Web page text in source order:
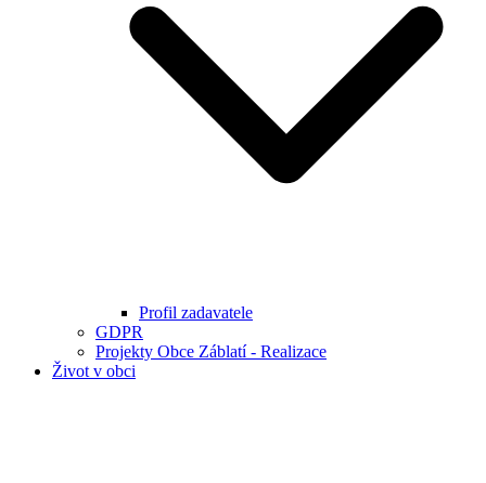
Profil zadavatele
GDPR
Projekty Obce Záblatí - Realizace
Život v obci